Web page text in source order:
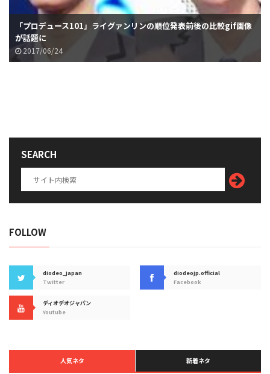
「プロデュース101」ライグァンリンの順位発表前後の比較gif画像
が話題に
2017/06/24
SEARCH
FOLLOW
diodeo_japan
Twitter
diodeojp.official
Facebook
ディオデオジャパン
Youtube
人気ネタ 新着ネタ